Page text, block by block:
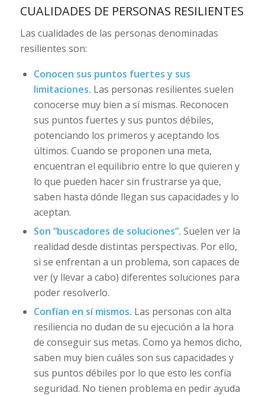
CUALIDADES DE PERSONAS RESILIENTES
Las cualidades de las personas denominadas
resilientes son:
Conocen sus puntos fuertes y sus
limitaciones. Las personas resilientes suelen
conocerse muy bien a sí mismas. Reconocen
sus puntos fuertes y sus puntos débiles,
potenciando los primeros y aceptando los
últimos. Cuando se proponen una meta,
encuentran el equilibrio entre lo que quieren y
lo que pueden hacer sin frustrarse ya que,
saben hasta dónde llegan sus capacidades y lo
aceptan.
Son “buscadores de soluciones”. Suelen ver la
realidad desde distintas perspectivas. Por ello,
si se enfrentan a un problema, son capaces de
ver (y llevar a cabo) diferentes soluciones para
poder resolverlo.
Confían en sí mismos. Las personas con alta
resiliencia no dudan de su ejecución a la hora
de conseguir sus metas. Como ya hemos dicho,
saben muy bien cuáles son sus capacidades y
sus puntos débiles por lo que esto les confía
seguridad. No tienen problema en pedir ayuda